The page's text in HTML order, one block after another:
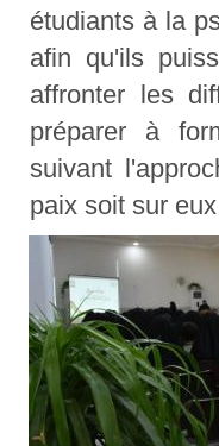
étudiants à la
afin qu'ils
affronter les
préparer à
suivant
paix soit sur